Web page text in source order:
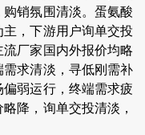
销氛围清淡。蛋氨酸
，下游用户询单交投
厂家国内外报价均略
求清淡，寻低刚需补
弱运行，终端需求疲
降，询单交投清淡，